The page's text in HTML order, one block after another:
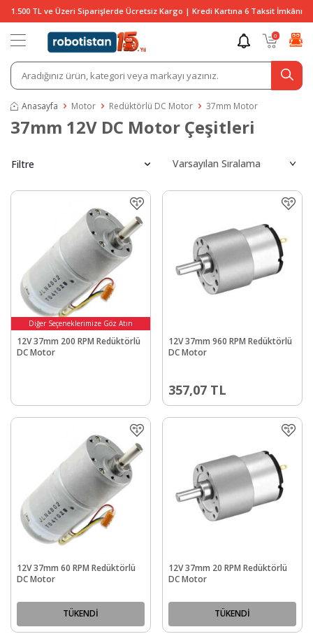
1.500 TL ve Üzeri Siparişlerde Ücretsiz Kargo | Kredi Kartına 6 Taksit İmkânı
0
Anasayfa Motor Redüktörlü DC Motor 37mm Motor
37mm 12V DC Motor Çeşitleri
Filtre
Diğer Seçeneklerimize Göz Atın
12V 37mm 200 RPM Redüktörlü
DC Motor
12V 37mm 960 RPM Redüktörlü
DC Motor
357,07 TL
12V 37mm 60 RPM Redüktörlü
DC Motor
TÜKENDİ
12V 37mm 20 RPM Redüktörlü
DC Motor
TÜKENDİ